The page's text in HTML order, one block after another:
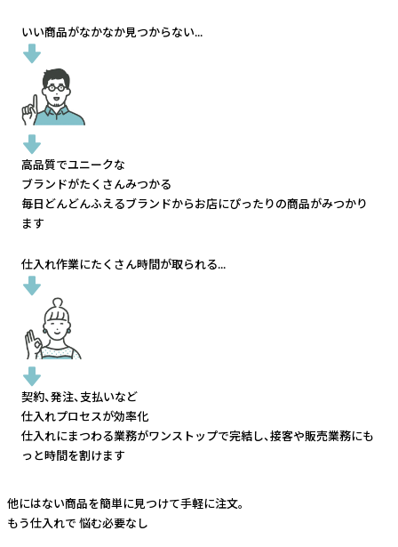
いい商品がなかなか見つからない...
高品質でユニークな
ブランドがたくさんみつかる
毎日どんどんふえるブランドからお店にぴったりの商品がみつかり
ます
仕入れ作業にたくさん時間が取られる...
契約、発注、支払いなど
仕入れプロセスが効率化
仕入れにまつわる業務がワンストップで完結し、接客や販売業務にも
っと時間を割けます
他にはない商品を簡単に見つけて手軽に注文。
もう仕入れで 悩む必要なし